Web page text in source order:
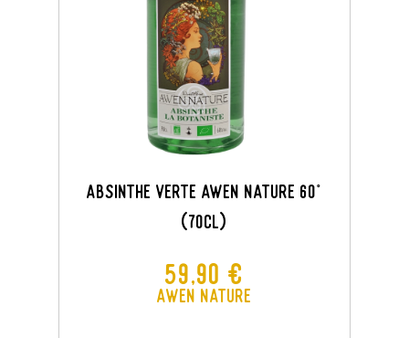
ABSINTHE VERTE AWEN NATURE 60°
(70CL)
Prix
59,90 €
Awen Nature